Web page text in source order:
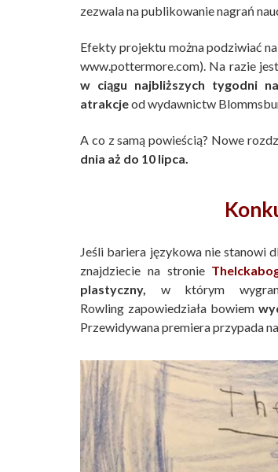
zezwala na publikowanie nagrań
Efekty projektu można podziwiać
www.pottermore.com). Na razie
w ciągu najbliższych tygodni
atrakcjeod wydawnictw
A co z samą powieścią? Nowe
dnia aż do 10 lipca.
Jeśli bariera językowa nie stanowi
znajdziecie na stronie
plastyczny, w którym
Rowling zapowiedziała bowiem
Przewidywana premiera przypada na